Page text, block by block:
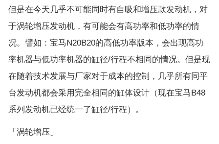
但是在今天几乎不可能同时有自吸和增压款发动机，对
于涡轮增压发动机，有可能会有高功率和低功率的情
况。譬如：宝马N20B20的高低功率版本，会出现高功
率机器与低功率机器的缸径/行程不相同的情况。但是现
在随着技术发展与厂家对于成本的控制，几乎所有同平
台发动机都会采用完全相同的缸体设计（现在宝马B48
系列发动机已经统一了缸径/行程）。
「涡轮增压」